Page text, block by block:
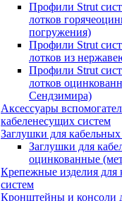
Профили Strut
лотков
погружения)
Профили Strut
лотков из
Профили Strut
лотков
Сендзимира)
Аксессуары
кабеленесущих систем
Заглушки для кабельных
Заглушки для
оцинкованные
Крепежные изделия для
систем
Кронштейны и консоли